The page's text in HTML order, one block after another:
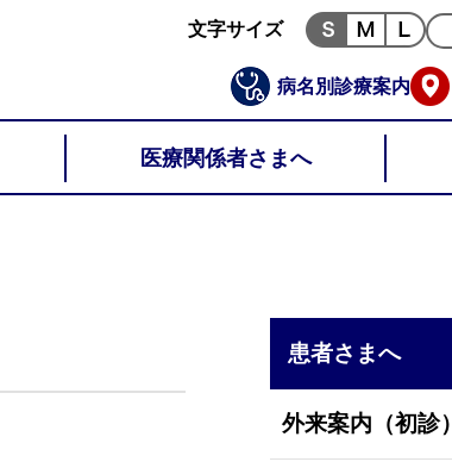
医療関係者さまへ
文字サイズ
病名別診療案内
患者さまへ
外来案内（初診）